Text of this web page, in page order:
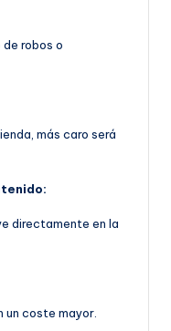
robos o
más caro será
directamente en la
un coste mayor.